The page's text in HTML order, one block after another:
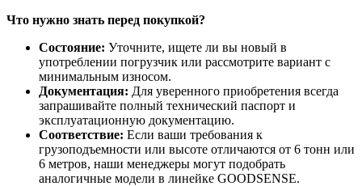
Что нужно знать перед покупкой?
Состояние: Уточните, ищете ли вы новый в
употреблении погрузчик или рассмотрите вариант с
минимальным износом.
Документация: Для уверенного приобретения всегда
запрашивайте полный технический паспорт и
эксплуатационную документацию.
Соответствие: Если ваши требования к
грузоподъемности или высоте отличаются от 6 тонн или
6 метров, наши менеджеры могут подобрать
аналогичные модели в линейке GOODSENSE.